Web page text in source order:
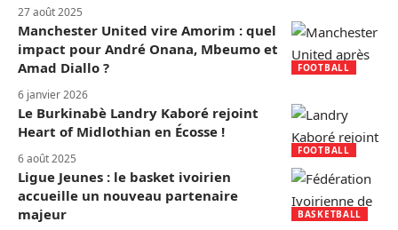
27 août 2025
FOOTBALL
Manchester United vire Amorim : quel
impact pour André Onana, Mbeumo et
Amad Diallo ?
6 janvier 2026
FOOTBALL
Le Burkinabè Landry Kaboré rejoint
Heart of Midlothian en Écosse !
6 août 2025
BASKETBALL
Ligue Jeunes : le basket ivoirien
accueille un nouveau partenaire
majeur